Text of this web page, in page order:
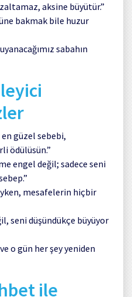
aksine büyütür.”
bakmak bile huzur
sabahın
en güzel sebebi,
ödülüsün.”
engel değil; sadece seni
mesafelerin hiçbir
seni düşündükçe büyüyor
o gün her şey yeniden
ile